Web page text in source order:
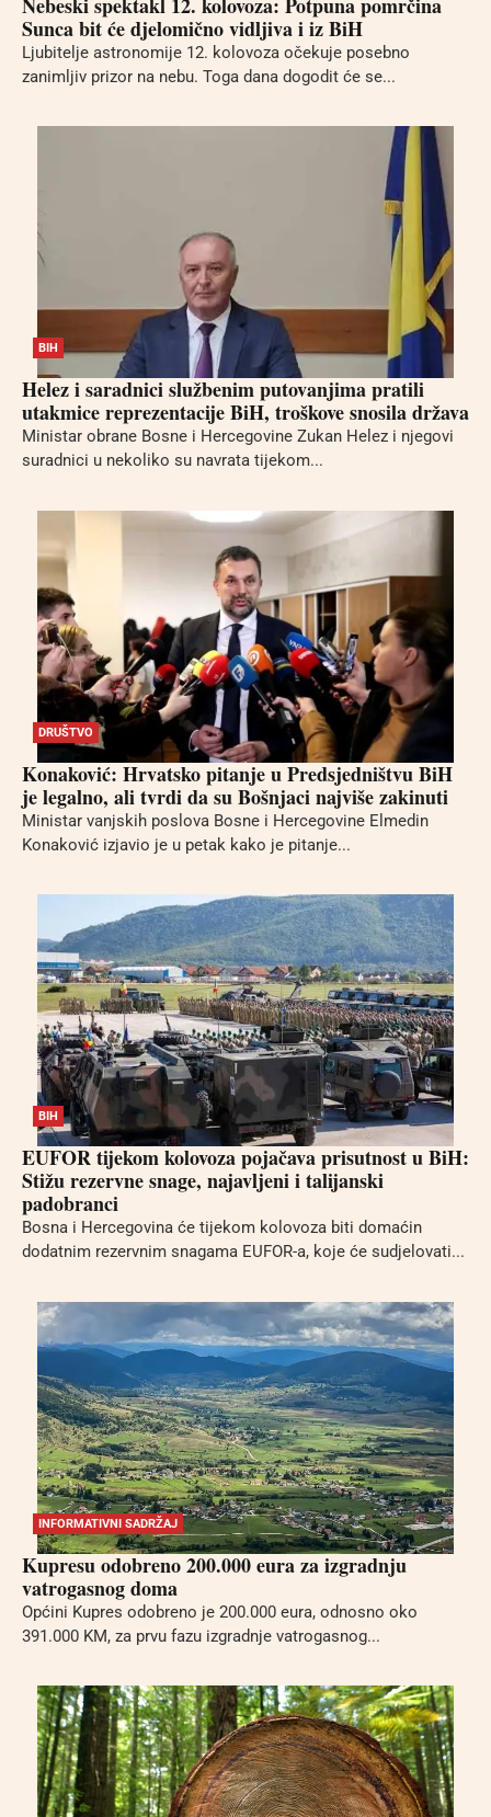
Sunca bit će djelomično vidljiva i iz BiH
Ljubitelje astronomije 12. kolovoza očekuje posebno
zanimljiv prizor na nebu. Toga dana dogodit će se...
BIH
Helez i saradnici službenim putovanjima pratili
utakmice reprezentacije BiH, troškove snosila država
Ministar obrane Bosne i Hercegovine Zukan Helez i njegovi
suradnici u nekoliko su navrata tijekom...
DRUŠTVO
Konaković: Hrvatsko pitanje u Predsjedništvu BiH
je legalno, ali tvrdi da su Bošnjaci najviše zakinuti
Ministar vanjskih poslova Bosne i Hercegovine Elmedin
Konaković izjavio je u petak kako je pitanje...
BIH
EUFOR tijekom kolovoza pojačava prisutnost u BiH:
Stižu rezervne snage, najavljeni i talijanski
padobranci
Bosna i Hercegovina će tijekom kolovoza biti domaćin
dodatnim rezervnim snagama EUFOR-a, koje će sudjelovati...
INFORMATIVNI SADRŽAJ
Kupresu odobreno 200.000 eura za izgradnju
vatrogasnog doma
Općini Kupres odobreno je 200.000 eura, odnosno oko
391.000 KM, za prvu fazu izgradnje vatrogasnog...